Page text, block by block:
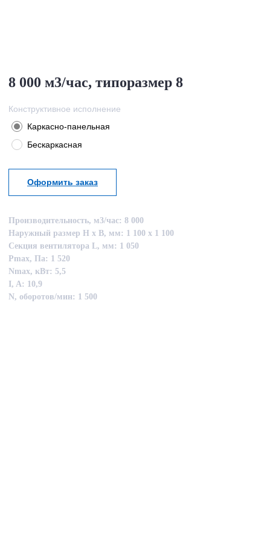
8 000 м3/час, типоразмер 8
Конструктивное исполнение
Каркасно-панельная
Бескаркасная
Оформить заказ
Производительность, м3/час: 8 000
Наружный размер Н х В, мм: 1 100 х 1 100
Секция вентилятора L, мм: 1 050
Pmax, Па: 1 520
Nmax, кВт: 5,5
I, A: 10,9
N, оборотов/мин: 1 500